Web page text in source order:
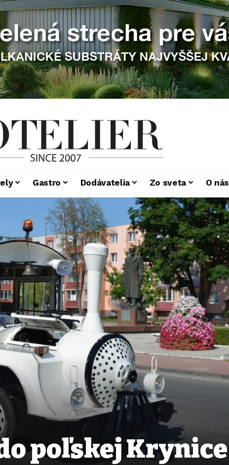
Gastro Dodávatelia Zo sveta O nás
poľskej Krynice